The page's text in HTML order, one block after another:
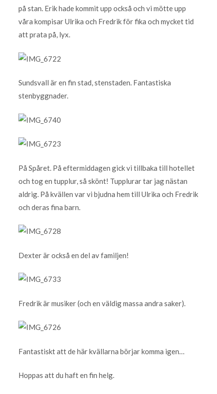
på stan. Erik hade kommit upp också och vi mötte upp
våra kompisar Ulrika och Fredrik för fika och mycket tid
att prata på, lyx.
Sundsvall är en fin stad, stenstaden. Fantastiska
stenbyggnader.
På Spåret. På eftermiddagen gick vi tillbaka till hotellet
och tog en tupplur, så skönt! Tupplurar tar jag nästan
aldrig. På kvällen var vi bjudna hem till Ulrika och Fredrik
och deras fina barn.
Dexter är också en del av familjen!
Fredrik är musiker (och en väldig massa andra saker).
Fantastiskt att de här kvällarna börjar komma igen…
Hoppas att du haft en fin helg.